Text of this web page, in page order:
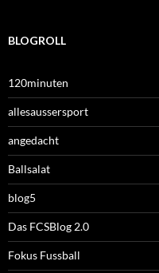
BLOGROLL
120minuten
allesaussersport
angedacht
Ballsalat
blog5
Das FCSBlog 2.0
Fokus Fussball